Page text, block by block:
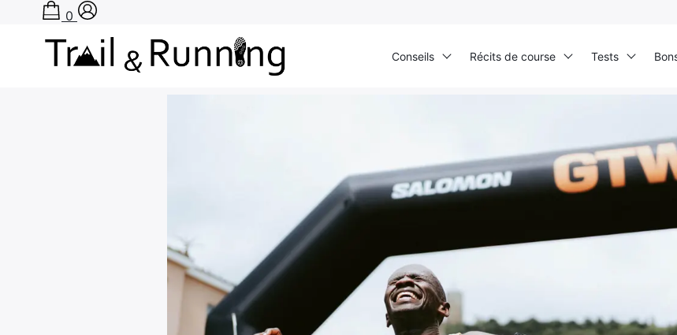
Actu Running ›
0
Conseils Récits de course
Grand Tour du Bassin
Tests